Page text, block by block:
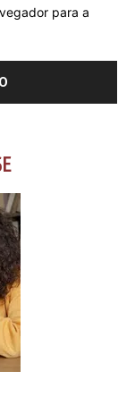
para a